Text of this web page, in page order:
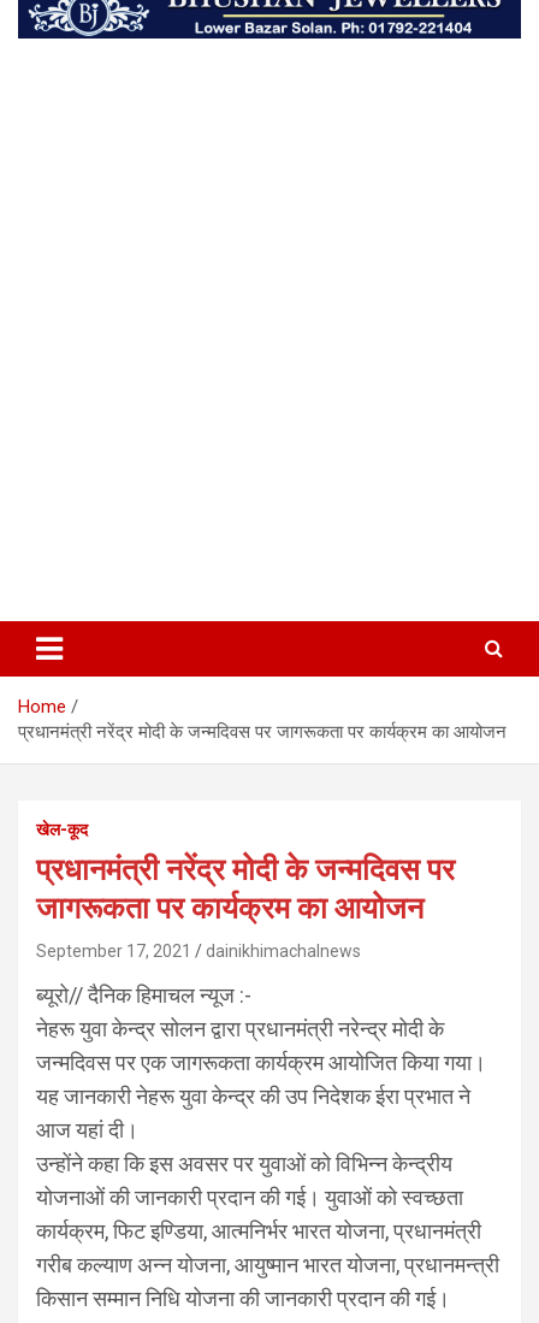
Home
प्रधानमंत्री नरेंद्र मोदी के जन्मदिवस पर जागरूकता पर कार्यक्रम का आयोजन
खेल-कूद
प्रधानमंत्री नरेंद्र मोदी के जन्मदिवस पर
जागरूकता पर कार्यक्रम का आयोजन
September 17, 2021 dainikhimachalnews
ब्यूरो// दैनिक हिमाचल न्यूज :-
नेहरू युवा केन्द्र सोलन द्वारा प्रधानमंत्री नरेन्द्र मोदी के
जन्मदिवस पर एक जागरूकता कार्यक्रम आयोजित किया गया।
यह जानकारी नेहरू युवा केन्द्र की उप निदेशक ईरा प्रभात ने
आज यहां दी।
उन्होंने कहा कि इस अवसर पर युवाओं को विभिन्न केन्द्रीय
योजनाओं की जानकारी प्रदान की गई। युवाओं को स्वच्छता
कार्यक्रम, फिट इण्डिया, आत्मनिर्भर भारत योजना, प्रधानमंत्री
गरीब कल्याण अन्न योजना, आयुष्मान भारत योजना, प्रधानमन्त्री
किसान सम्मान निधि योजना की जानकारी प्रदान की गई।